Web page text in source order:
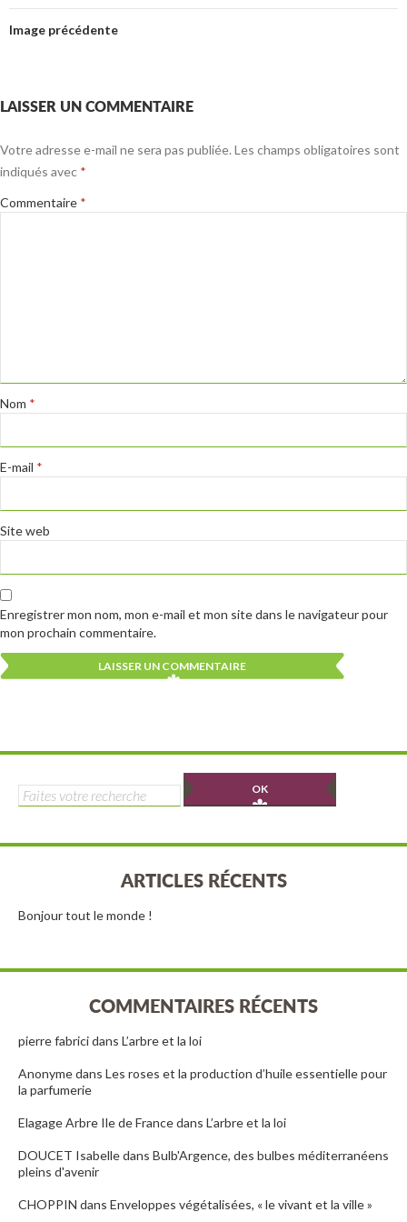
Image précédente
LAISSER UN COMMENTAIRE
Votre adresse e-mail ne sera pas publiée. Les champs obligatoires sont
indiqués avec *
Commentaire *
Nom *
E-mail *
Site web
Enregistrer mon nom, mon e-mail et mon site dans le navigateur pour
mon prochain commentaire.
Rechercher :
ARTICLES RÉCENTS
Bonjour tout le monde !
COMMENTAIRES RÉCENTS
pierre fabricidans L’arbre et la loi
Anonymedans Les roses et la production d’huile essentielle pour
la parfumerie
Elagage Arbre Ile de Francedans L’arbre et la loi
DOUCET Isabelledans Bulb'Argence, des bulbes méditerranéens
pleins d'avenir
CHOPPIN dans Enveloppes végétalisées, « le vivant et la ville »